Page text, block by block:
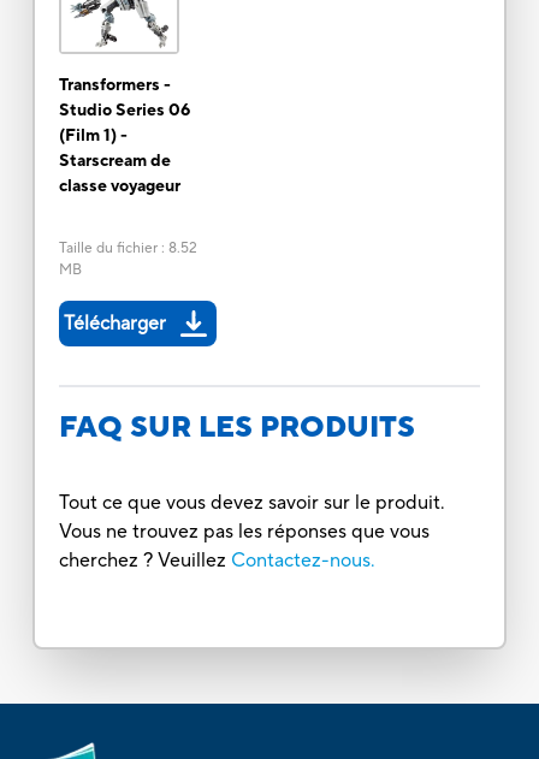
Transformers -
Studio Series 06
(Film 1) -
Starscream de
classe voyageur
Taille du fichier: 8.52
MB
Télécharger
FAQ SUR LES PRODUITS
Tout ce que vous devez savoir sur le produit.
Vous ne trouvez pas les réponses que vous
cherchez ? Veuillez Contactez-nous.